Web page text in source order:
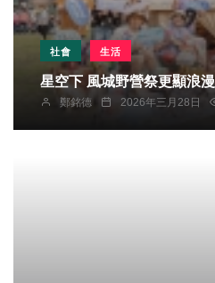
社會 生活
星空下 風城野營祭更顯浪漫
鄭銘德 2026年三月28日